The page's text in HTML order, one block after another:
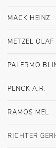
MACK HEINZ
METZEL OLAF
PALERMO
PENCK A.R.
RAMOS MEL
RICHTER